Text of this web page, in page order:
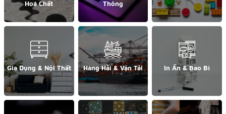
Hoá Chất
Thông
Gia Dụng & Nội Thất Hàng Hải & Vận Tải In Ấn & Bao Bì